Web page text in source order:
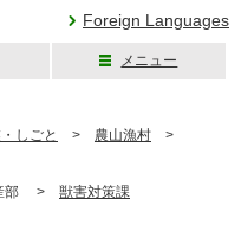
Foreign Languages
メニュー
しごと > 農山漁村 >
部 > 獣害対策課